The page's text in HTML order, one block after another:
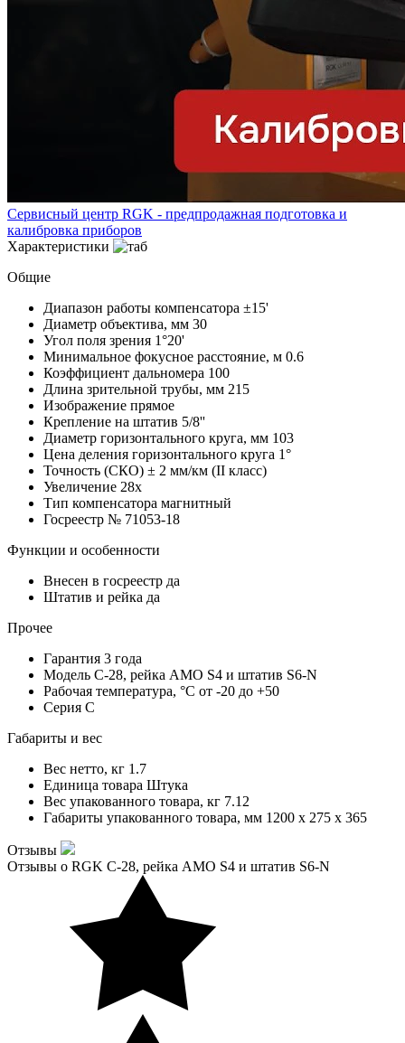
Сервисный центр RGK - предпродажная подготовка и
калибровка приборов
Характеристики
Общие
Диапазон работы компенсатора ±15'
Диаметр объектива, мм 30
Угол поля зрения 1°20'
Минимальное фокусное расстояние, м 0.6
Коэффициент дальномера 100
Длина зрительной трубы, мм 215
Изображение прямое
Крепление на штатив 5/8''
Диаметр горизонтального круга, мм 103
Цена деления горизонтального круга 1°
Точность (СКО) ± 2 мм/км (II класс)
Увеличение 28x
Тип компенсатора магнитный
Госреестр № 71053-18
Функции и особенности
Внесен в госреестр да
Штатив и рейка да
Прочее
Гарантия 3 года
Модель C-28, рейка AMO S4 и штатив S6-N
Рабочая температура, °С от -20 до +50
Серия C
Габариты и вес
Вес нетто, кг 1.7
Единица товара Штука
Вес упакованного товара, кг 7.12
Габариты упакованного товара, мм 1200 x 275 x 365
Отзывы
Отзывы о RGK C-28, рейка AMO S4 и штатив S6-N